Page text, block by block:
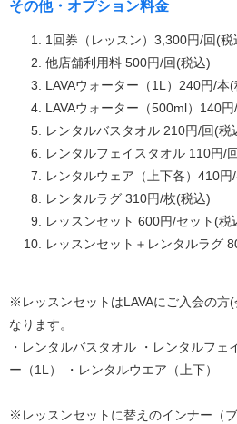
その他・オプション料金
1回券（レッスン）3,300円/回(税
他店舗利用料 500円/回(税込)
LAVAウォーター（1L）240円/本(
LAVAウォーター（500ml）140
レンタルバスタオル 210円/回(税
レンタルフェイスタオル 110円/
レンタルウェア（上下各）410円
レンタルラグ 310円/枚(税込)
レッスンセット 600円/セット(税
レッスンセット＋レンタルラグ
※レッスンセットはLAVAにご入会の方
なります。
・レンタルバスタオル ・レンタルフェ
ー（1L） ・レンタルウエア（上下）
※レッスンセットに替えのインナー（